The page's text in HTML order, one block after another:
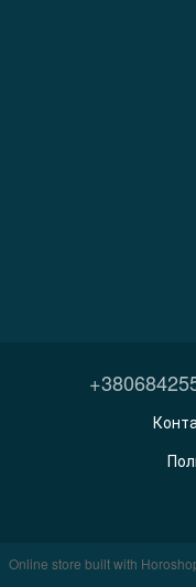
Online store built with